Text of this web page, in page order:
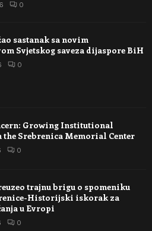
0
sastanak sa novim
Svjetskog saveza dijaspore BiH
0
Growing Institutional
the Srebrenica Memorial Center
0
trajnu brigu o spomeniku
Historijski iskorak za
u Evropi
0